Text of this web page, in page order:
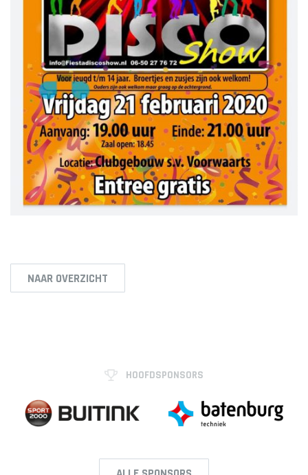
NAAR OVERZICHT
HOOFDSPONSORS